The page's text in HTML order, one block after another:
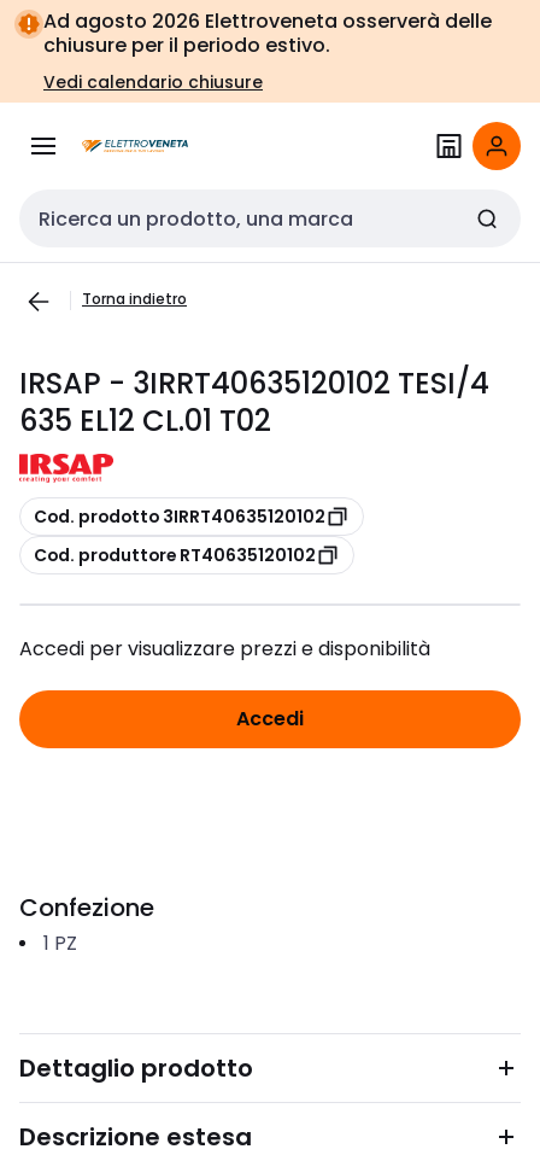
Vai alla
navigazione
Vai
alla
pagina
Ad agosto 2026 Elettroveneta osserverà delle
chiusure per il periodo estivo.
Vedi calendario chiusure
Cerca input
Torna indietro
IRSAP - 3IRRT40635120102 TESI/4
635 EL12 CL.01 T02
copia
Cod. prodotto 3IRRT40635120102
copia
Cod. produttore RT40635120102
Accedi per visualizzare prezzi e disponibilità
Accedi
Confezione
1 PZ
Dettaglio prodotto
Descrizione estesa